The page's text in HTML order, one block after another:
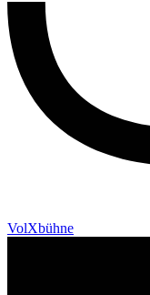
VolXbühne